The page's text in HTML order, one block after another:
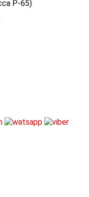
P-65)